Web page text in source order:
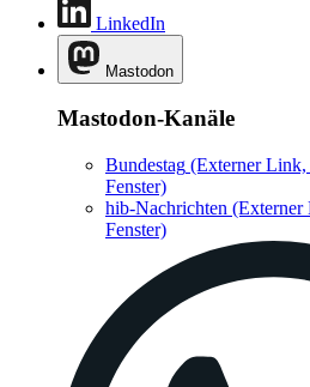
LinkedIn
Mastodon
Mastodon-Kanäle
Bundestag (Externer
Fenster)
hib-Nachrichten (Externer
Fenster)